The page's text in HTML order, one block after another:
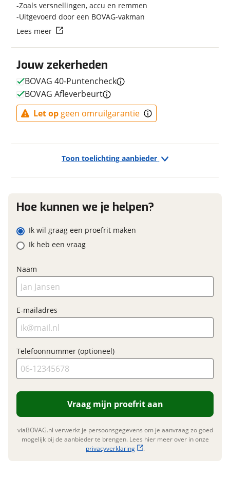
Aantal versnellingen
5
Kleur
Blauw
Fabriekskleur
E-bike
Elektrisch? Ja, E-bike
Nieuwprijs
€ 4.399,-
BOVAG Garantie
Fabrieksgarantie van
Toon toelichting aanbieder
viaBOVAG.nl verwerkt je persoonsgegevens om je aanvraag zo
goed mogelijk bij de aanbieder te brengen. Lees hier meer
over in onzeprivacyverklaring
Jouw zekerheden
BOVAG 40-Puntencheck
BOVAG Afleverbeurt
Let op geen omruilgarantie
Zoals versnellingen, accu en remmen
Uitgevoerd door een BOVAG-vakman
Lees meer
Hoe kunnen we je helpen?
Ik wil graag een proefrit maken
Ik heb een vraag
Naam
E-mailadres
Telefoonnummer (optioneel)
Vraag mijn proefrit aan
viaBOVAG.nl verwerkt je persoonsgegevens om je aanvraag zo goed
mogelijk bij de aanbieder te brengen. Lees hier meer over in onze
privacyverklaring
.